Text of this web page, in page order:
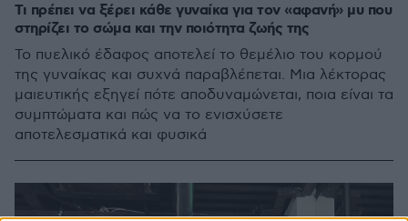
Τι πρέπει να ξέρει κάθε γυναίκα για τον «αφανή» μυ που
στηρίζει το σώμα και την ποιότητα ζωής της
Το πυελικό έδαφος αποτελεί το θεμέλιο του κορμού
της γυναίκας και συχνά παραβλέπεται. Μια λέκτορας
μαιευτικής εξηγεί πότε αποδυναμώνεται, ποια είναι τα
συμπτώματα και πώς να το ενισχύσετε
αποτελεσματικά και φυσικά